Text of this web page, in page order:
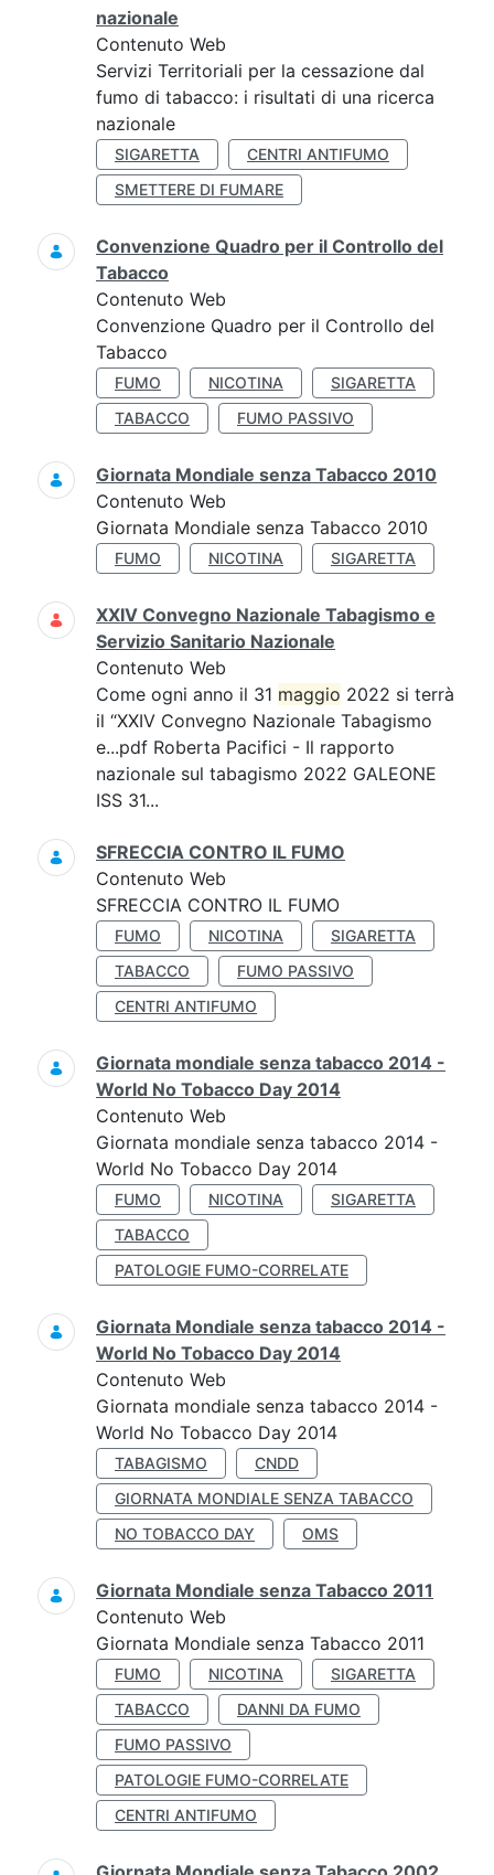
nazionale
Contenuto Web
Servizi Territoriali per la cessazione dal
fumo di tabacco: i risultati di una ricerca
nazionale
SIGARETTA
CENTRI ANTIFUMO
SMETTERE DI FUMARE
Convenzione Quadro per il Controllo del
Tabacco
Contenuto Web
Convenzione Quadro per il Controllo del
Tabacco
FUMO NICOTINA
SIGARETTA
TABACCO
FUMO PASSIVO
Giornata Mondiale senza Tabacco 2010
Contenuto Web
Giornata Mondiale senza Tabacco 2010
FUMO NICOTINA SIGARETTA
XXIV Convegno Nazionale Tabagismo e
Servizio Sanitario Nazionale
Contenuto Web
Come ogni anno il 31 maggio 2022 si terrà
il “XXIV Convegno Nazionale Tabagismo
e...pdf Roberta Pacifici - Il rapporto
nazionale sul tabagismo 2022 GALEONE
ISS 31...
SFRECCIA CONTRO IL FUMO
Contenuto Web
SFRECCIA CONTRO IL FUMO
FUMO NICOTINA
SIGARETTA
TABACCO
FUMO PASSIVO
CENTRI ANTIFUMO
Giornata mondiale senza tabacco 2014 -
World No Tobacco Day 2014
Contenuto Web
Giornata mondiale senza tabacco 2014 -
World No Tobacco Day 2014
FUMO NICOTINA
SIGARETTA
TABACCO
PATOLOGIE FUMO-CORRELATE
Giornata Mondiale senza tabacco 2014 -
World No Tobacco Day 2014
Contenuto Web
Giornata mondiale senza tabacco 2014 -
World No Tobacco Day 2014
TABAGISMO
CNDD
GIORNATA MONDIALE SENZA TABACCO
NO TOBACCO DAY
OMS
Giornata Mondiale senza Tabacco 2011
Contenuto Web
Giornata Mondiale senza Tabacco 2011
FUMO NICOTINA
SIGARETTA
TABACCO
DANNI DA FUMO
FUMO PASSIVO
PATOLOGIE FUMO-CORRELATE
CENTRI ANTIFUMO